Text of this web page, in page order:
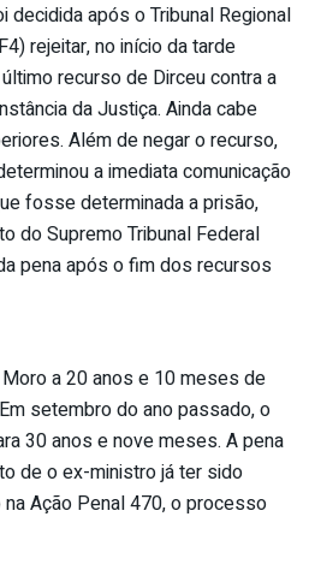
após o Tribunal Regional
rejeitar, no início da tarde
recurso de Dirceu contra a
da Justiça. Ainda cabe
Além de negar o recurso,
a imediata comunicação
fosse determinada a prisão,
do Supremo Tribunal Federal
pena após o fim dos recursos
a 20 anos e 10 meses de
setembro do ano passado, o
30 anos e nove meses. A pena
de o ex-ministro já ter sido
Ação Penal 470, o processo